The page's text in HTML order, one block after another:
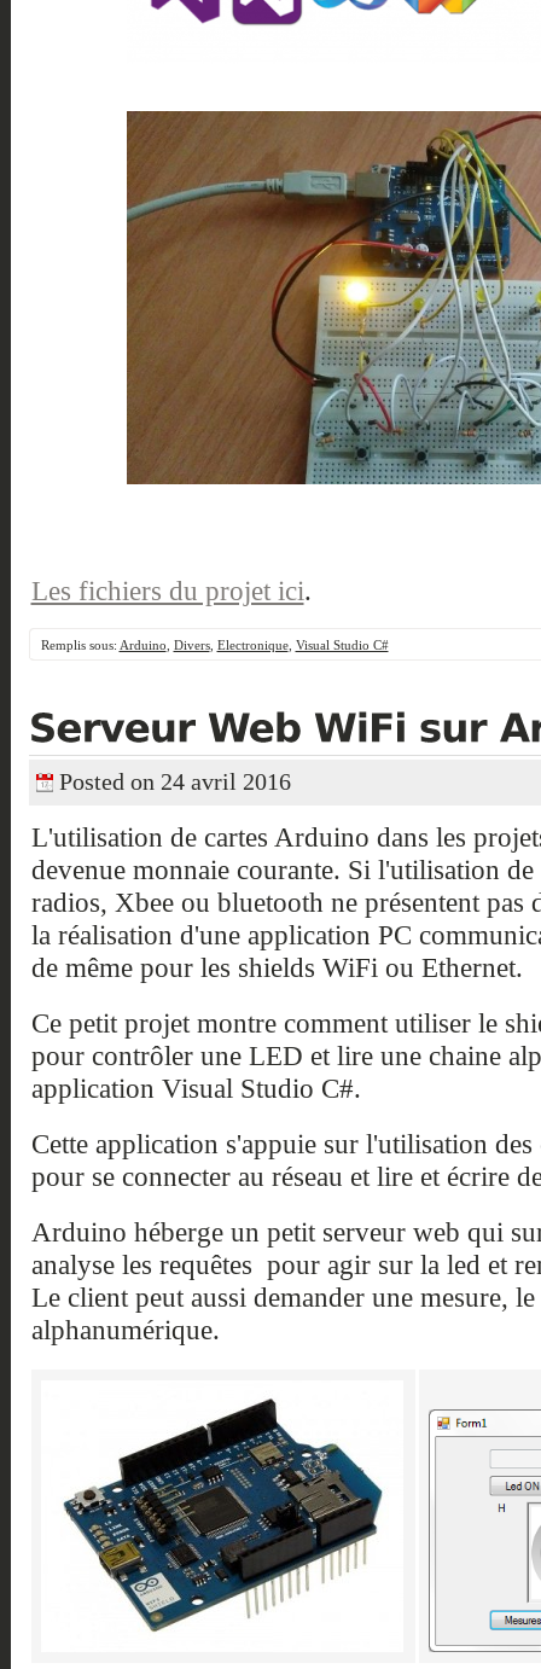
Les fichiers du projet ici.
Remplis sous: Arduino Divers, Electronique, Visual Studio C#
Posted on 24 avril 2016
L'utilisation de cartes Arduino dans les
devenue monnaie courante. Si l'utilisation
radios, Xbee ou bluetooth ne présentent pas
la réalisation d'une application PC
de même pour les shields WiFi ou Ethernet.
Ce petit projet montre comment utiliser le
pour contrôler une LED et lire une chaine
application Visual Studio C#.
Cette application s'appuie sur l'utilisation des
pour se connecter au réseau et lire et écrire
Arduino héberge un petit serveur web qui
analyse les requêtes pour agir sur la led et
Le client peut aussi demander une mesure,
alphanumérique.